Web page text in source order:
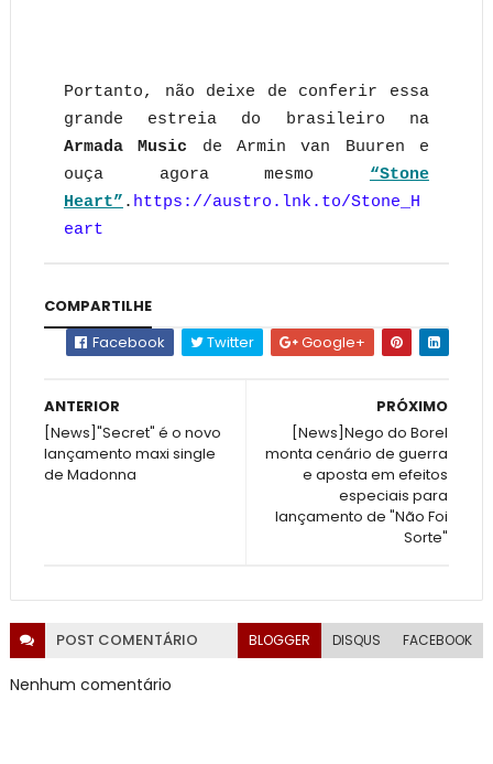
Portanto, não deixe de conferir essa
grande estreia do brasileiro na
Armada Music de Armin van Buuren e
ouça agora mesmo “Stone
Heart” . https://austro.lnk.to/Stone_H
eart
COMPARTILHE
Facebook
Twitter Google+
PRÓXIMO
[News]Nego do Borel
monta cenário de guerra
e aposta em efeitos
especiais para
lançamento de "Não Foi
Sorte"
ANTERIOR
[News]"Secret" é o novo
lançamento maxi single
de Madonna
POST COMENTÁRIO BLOGGER DISQUS FACEBOOK
Nenhum comentário